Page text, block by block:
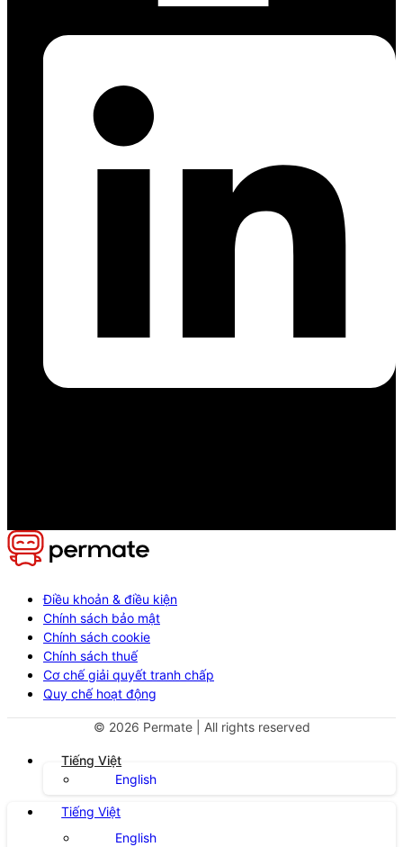
Điều khoản & điều kiện
Chính sách bảo mật
Chính sách cookie
Chính sách thuế
Cơ chế giải quyết tranh chấp
Quy chế hoạt động
© 2026 Permate | All rights reserved
Tiếng Việt
English
Tiếng Việt
English